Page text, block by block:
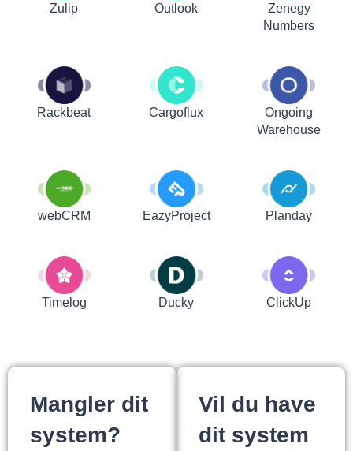
Zulip Outlook
Zenegy
Numbers
Rackbeat Cargoflux
Ongoing
Warehouse
webCRM EazyProject Planday
Timelog Ducky ClickUp
Mangler dit
system?
Vil du have
dit system